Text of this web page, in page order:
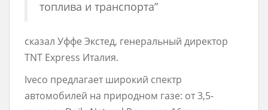
топлива и транспорта”
сказал Уффе Экстед, генеральный директор
TNT Express Италия.
Iveco предлагает широкий спектр
автомобилей на природном газе: от 3,5-